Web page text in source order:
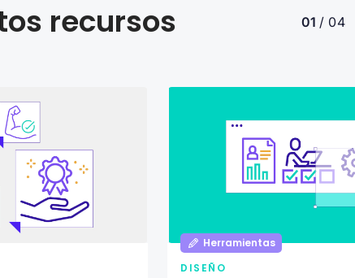
recursos 01 / 04
Herramientas
DISEÑO